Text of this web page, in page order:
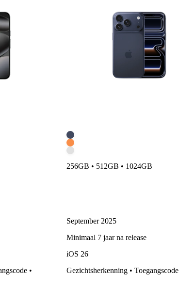
256GB • 512GB • 1024GB
September 2025
Minimaal 7 jaar na release
iOS 26
•
Gezichtsherkenning • Toegangscode